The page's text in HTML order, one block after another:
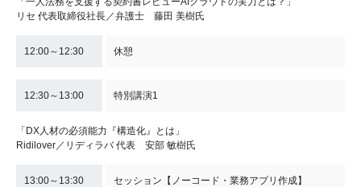
リセ 代表取締役社長／弁護士 藤田 美樹氏
12:00～12:30 休憩
12:30～13:00 特別講演1
「DX人材の必須能力『構造化』とは」
Ridilover／リディラバ 代表 安部 敏樹氏
13:00～13:30 セッション【ノーコード・業務アプリ作成】